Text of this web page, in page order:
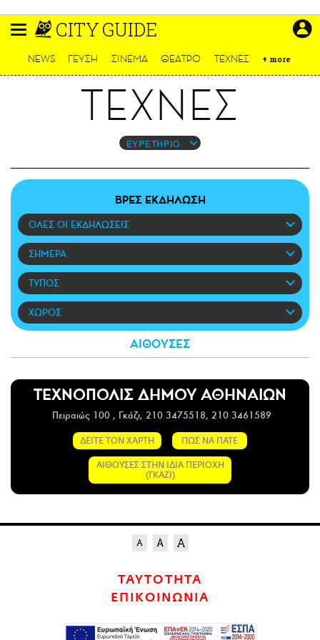
περιεχόμενο
CITY GUIDE
LIFO SHOP
NEWSLETTER
ΜΙΚΡΟΠΡΑΓΜΑΤΑ
THE GOOD LIFO
LIFOLAND
CITY GUIDE
ΕΙΔΗΣΕΙΣ
CULTURE
ΑΠΟΨΕΙΣ
ΤΡΟΠΟΣ ΖΩΗΣ
NEWS ΓΕΥΣΗ ΣΙΝΕΜΑ ΘΕΑΤΡΟ ΤΕΧΝΕΣ + more
ΤΕΧΝΕΣ
ΕΥΡΕΤΗΡΙΟ
ΒΡΕΣ ΕΚΔΗΛΩΣΗ
ΟΛΕΣ ΟΙ ΕΚΔΗΛΩΣΕΙΣ
ΣΗΜΕΡΑ
ΤΥΠΟΣ
ΧΩΡΟΣ
ΑΙΘΟΥΣΕΣ
ΤΕΧΝΟΠΟΛΙΣ ΔΗΜΟΥ ΑΘΗΝΑΙΩΝ
Πειραιώς 100 , Γκάζι, 210 3475518, 210 3461589
ΔΕΙΤΕ ΤΟΝ ΧΑΡΤΗ ΠΩΣ ΝΑ ΠΑΤΕ
ΑΙΘΟΥΣΕΣ ΣΤΗΝ ΙΔΙΑ ΠΕΡΙΟΧΗ
(ΓΚΑΖΙ)
ΤΑΥΤΟΤΗΤΑ
ΕΠΙΚΟΙΝΩΝΙΑ